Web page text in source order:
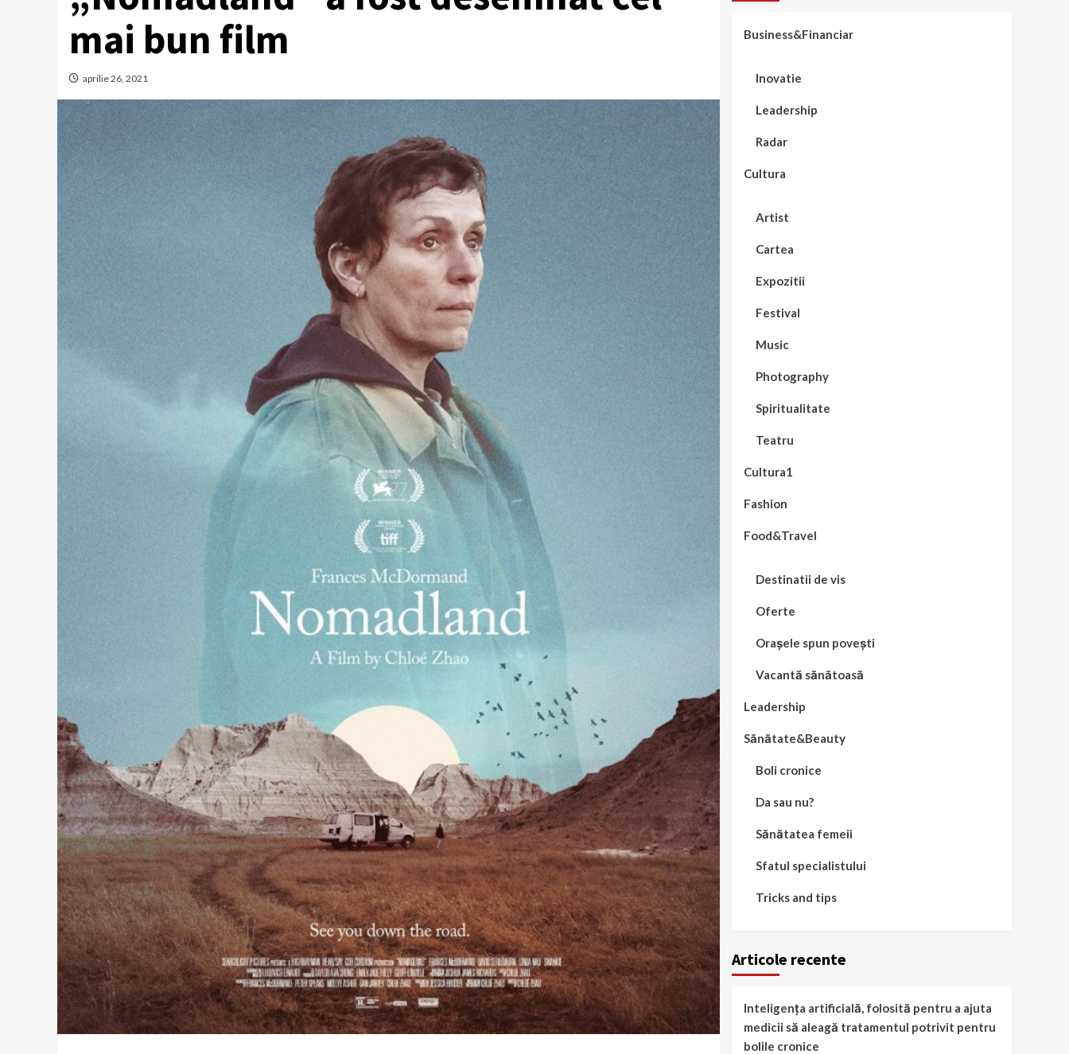
mai bun film
aprilie 26, 2021
Business&Financiar
Inovatie
Leadership
Radar
Cultura
Artist
Cartea
Expozitii
Festival
Music
Photography
Spiritualitate
Teatru
Cultura1
Fashion
Food&Travel
Destinatii de vis
Oferte
Orașele spun povești
Vacantă sănătoasă
Leadership
Sănătate&Beauty
Boli cronice
Da sau nu?
Sănătatea femeii
Sfatul specialistului
Tricks and tips
Articole recente
Inteligența artificială, folosită pentru a ajuta
medicii să aleagă tratamentul potrivit pentru
bolile cronice